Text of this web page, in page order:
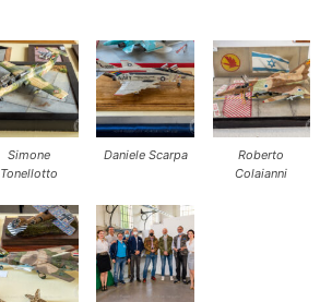
Simone
Tonellotto
Daniele Scarpa
Roberto
Colaianni